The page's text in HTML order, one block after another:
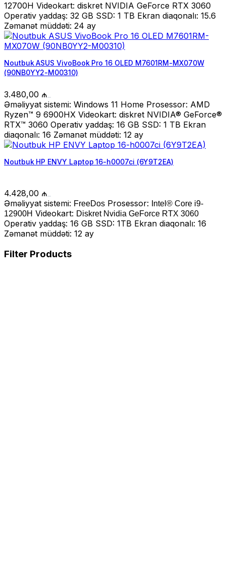
12700H Videokart: diskret NVIDIA GeForce RTX 3060
Operativ yaddaş: 32 GB SSD: 1 TB Ekran diaqonalı: 15.6
Zəmanət müddəti: 24 ay
Noutbuk ASUS VivoBook Pro 16 OLED M7601RM-MX070W
(90NB0YY2-M00310)
3.480,00 ₼
Əməliyyat sistemi: Windows 11 Home Prosessor: AMD
Ryzen™ 9 6900HX Videokart: diskret NVIDIA® GeForce®
RTX™ 3060 Operativ yaddaş: 16 GB SSD: 1 TB Ekran
diaqonalı: 16 Zəmanət müddəti: 12 ay
Noutbuk HP ENVY Laptop 16-h0007ci (6Y9T2EA)
4.428,00 ₼
Əməliyyat sistemi: FreeDos Prosessor:
Intel® Core i9-
12900H Videokart: Diskret Nvidia GeForce RTX 3060
Operativ yaddaş: 16 GB SSD: 1TB Ekran diaqonalı: 16
Zəmanət müddəti: 12 ay
Filter Products